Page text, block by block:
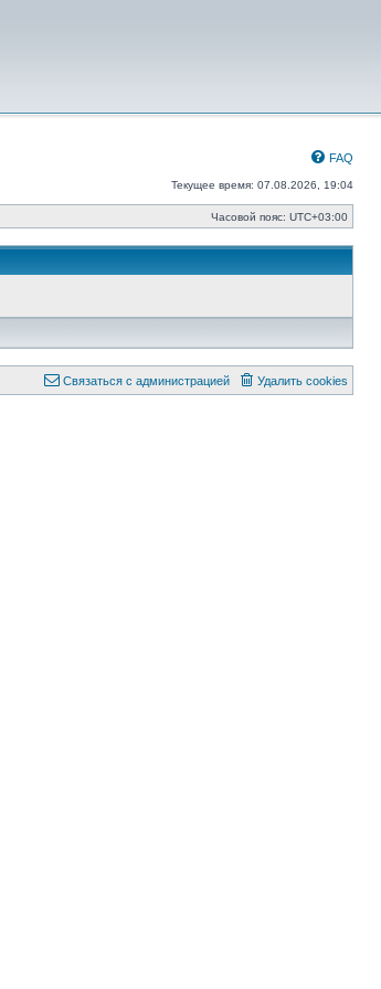
FAQ
Текущее время: 07.08.2026, 19:04
Часовой пояс: UTC+03:00
Удалить cookies
Связаться с администрацией